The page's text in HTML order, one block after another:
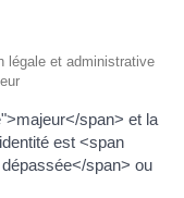
légale et administrative
span> et la
est <span
span> ou